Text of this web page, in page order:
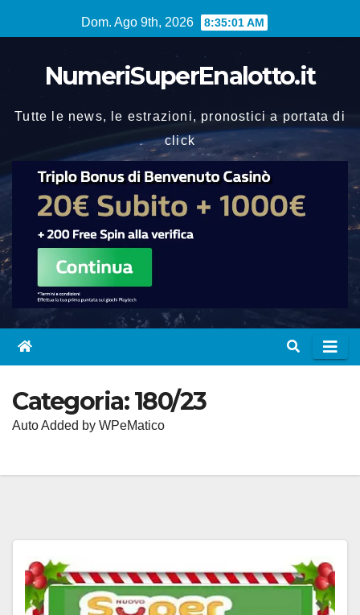
al
Dom. Ago 9th, 2026 8:35:02 AM
NumeriSuperEnalotto.it
Tutte le news, le estrazioni, pronostici a portata di
click
Categoria:180/23
Auto Added by WPeMatico